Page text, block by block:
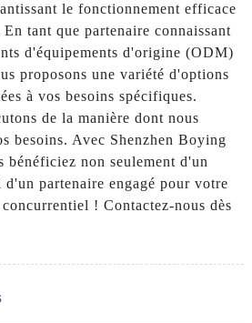
le fonctionnement efficace
tant que partenaire connaissant
d'équipements d'origine (ODM)
proposons une variété d'options
à vos besoins spécifiques.
de la manière dont nous
besoins. Avec Shenzhen Boying
non seulement d'un
d'un partenaire engagé pour votre
! Contactez-nous dès